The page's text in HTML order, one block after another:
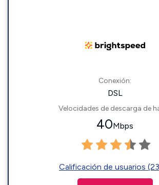
Conexión:
DSL
Velocidades de descarga de
40Mbps
Calificación de usuarios